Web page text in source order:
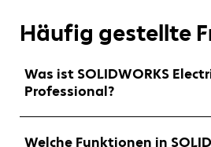
Häufig gestellte
Was ist SOLIDWORKS
Professional?
SOLIDWORKS Electrical
die Funktionen zum Entwurf
Welche Funktionen in